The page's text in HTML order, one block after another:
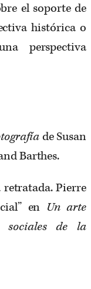
el soporte de
histórica o
perspectiva
de Susan
Barthes.
Pierre
en Un arte
sociales de la